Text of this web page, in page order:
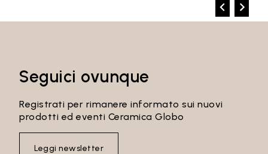
Seguici ovunque
Registrati per rimanere informato sui nuovi
prodotti ed eventi Ceramica Globo
Leggi newsletter